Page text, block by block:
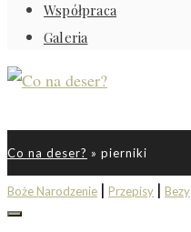
Współpraca
Galeria
Co na deser? » pierniki
Boże Narodzenie | Przepisy | Bezy